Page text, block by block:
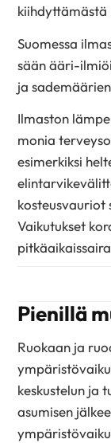
kiihdyttämästä
Suomessa
sään ääri-
ja
Ilmaston
monia
esimerkiksi
kosteusvauriot
Vaikutukset
Pienillä
Ruokaan ja
keskustelun ja
asumisen